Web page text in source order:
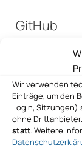
Wir verwenden
Einträge, um den
Login, Sitzungen)
ohne Drittanbieter.
statt. Weitere
GitHub
GitHub
GitHub